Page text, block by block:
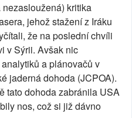
kritika
jehož stažení z Iráku
že na poslední chvíli
v Sýrii. Avšak nic
a plánovačů v
jaderná dohoda (JCPOA).
tato dohoda zabránila USA
nos, což si již dávno